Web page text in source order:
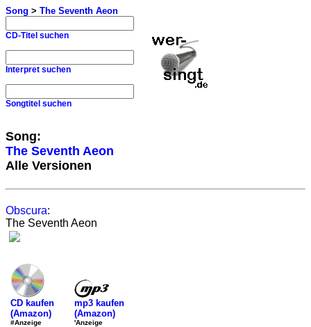
Song > The Seventh Aeon
CD-Titel suchen
Interpret suchen
Songtitel suchen
Song:
The Seventh Aeon
Alle Versionen
Obscura:
The Seventh Aeon
CD kaufen
(Amazon)
#Anzeige
mp3 kaufen
(Amazon)
'Anzeige